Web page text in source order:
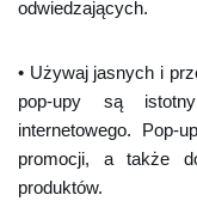
odwiedzających.
• Używaj jasnych i
pop-upy są
internetowego. Pop-
promocji, a także
produktów.